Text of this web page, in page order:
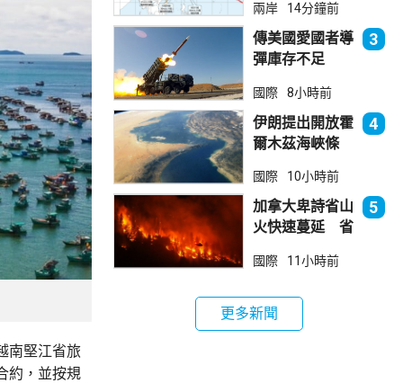
南堅江省旅
約，並按規
正移入內陸並減
弱
兩岸 14分鐘前
傳美國愛國者導
彈庫存不足
長促加快生產武
器
3
國際 8小時前
伊朗提出開放霍
爾木茲海峽條
賠償等
4
國際 10小時前
加拿大卑詩省山
火快速蔓延 省
狀態
5
國際 11小時前
更多新聞